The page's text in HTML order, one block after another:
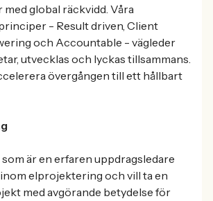
global räckvidd. Våra
- Result driven, Client
och Accountable - vägleder
utvecklas och lyckas tillsammans.
övergången till ett hållbart
är en erfaren uppdragsledare
elprojektering och vill ta en
med avgörande betydelse för